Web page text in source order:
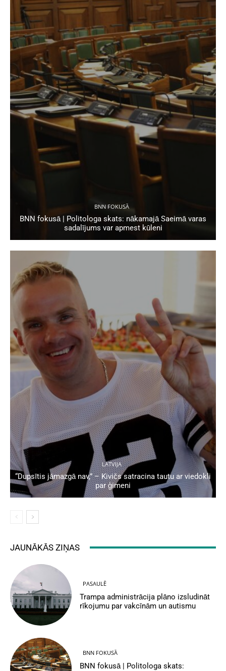
BNN FOKUSĀ
BNN fokusā | Politologa skats: nākamajā Saeimā varas
sadalījums var apmest kūleni
LATVIJA
“Dupsītis jāmazgā nav,” – Kivičs satracina tautu ar viedokli
par ģimeni
JAUNĀKĀS ZIŅAS
PASAULĒ
Trampa administrācija plāno izsludināt
rīkojumu par vakcīnām un autismu
BNN FOKUSĀ
BNN fokusā | Politologa skats: